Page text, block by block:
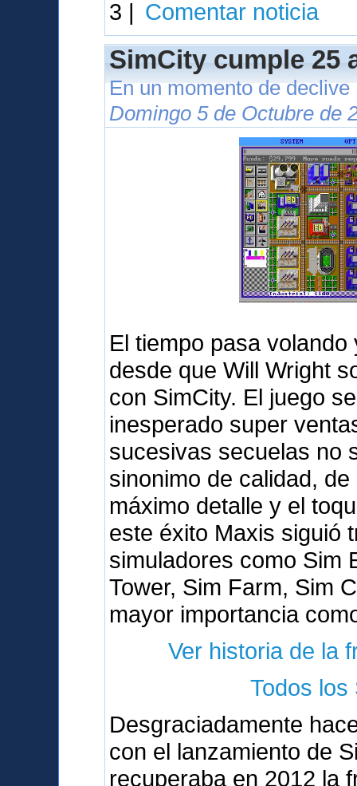
3 | Comentar noticia
SimCity cumple 25
En un momento de declive
Domingo 5 de Octubre de
El tiempo pasa
desde que Will Wright
con SimCity. El juego
inesperado super
sucesivas secuelas no
sinonimo de calidad,
máximo detalle y el
este éxito Maxis siguió
simuladores como Sim
Tower, Sim Farm, Sim
mayor importancia
Ver historia de la
Todos los
Desgraciadamente
con el lanzamiento de
recuperaba en 2012 la